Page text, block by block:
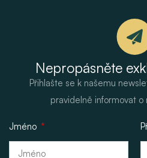
Nepropásněte
Přihlašte se k našemu
pravidelně informovat o
Jméno